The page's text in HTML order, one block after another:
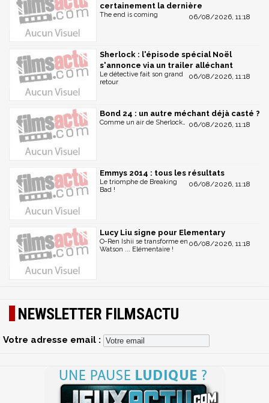
certainement la dernière
06/08/2026, 11:18
The end is coming
Sherlock : l'épisode spécial Noël
s'annonce via un trailer alléchant
06/08/2026, 11:18
Le détective fait son grand
retour
Bond 24 : un autre méchant déjà casté ?
06/08/2026, 11:18
Comme un air de Sherlock…
Emmys 2014 : tous les résultats
06/08/2026, 11:18
Le triomphe de Breaking
Bad !
Lucy Liu signe pour Elementary
06/08/2026, 11:18
O-Ren Ishii se transforme en
Watson ... Elémentaire !
NEWSLETTER FILMSACTU
Votre adresse email :